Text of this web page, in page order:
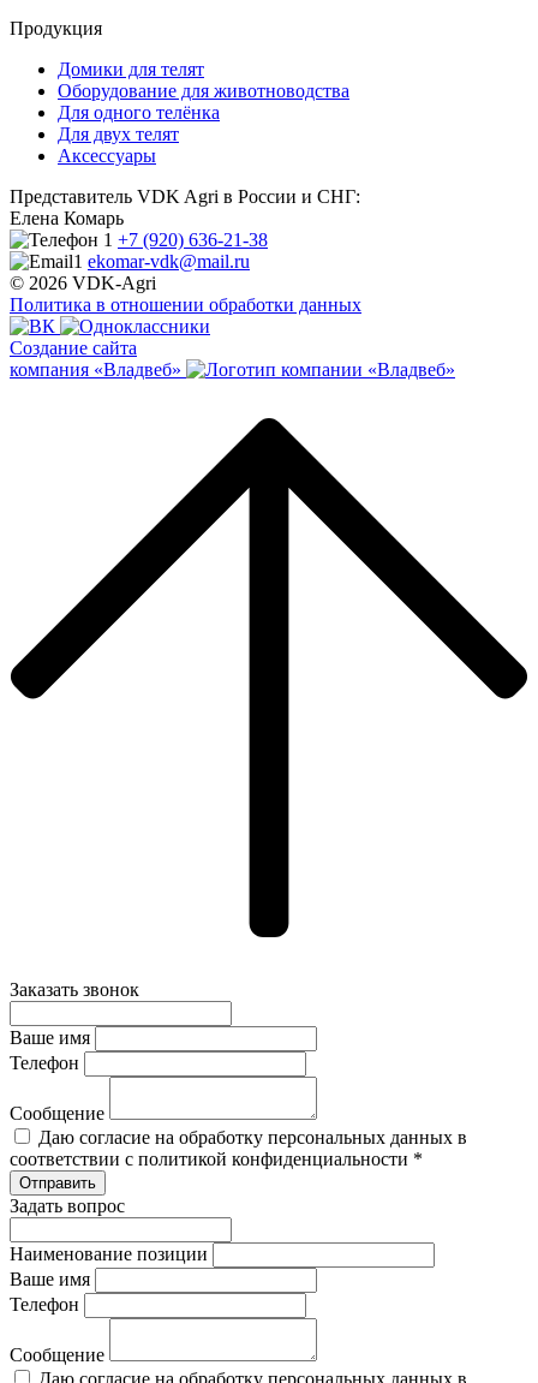
Продукция
Домики для телят
Оборудование для животноводства
Для одного телёнка
Для двух телят
Аксессуары
Представитель VDK Agri в России и СНГ:
Елена Комарь
+7 (920) 636-21-38
ekomar-vdk@mail.ru
© 2026 VDK-Agri
Политика в отношении обработки данных
Создание сайта
компания «Владвеб»
Заказать звонок
Ваше имя
Телефон
Сообщение
Даю согласие на обработку персональных данных в
соответствии с политикой конфиденциальности *
Задать вопрос
Наименование позиции
Ваше имя
Телефон
Сообщение
Даю согласие на обработку персональных данных в